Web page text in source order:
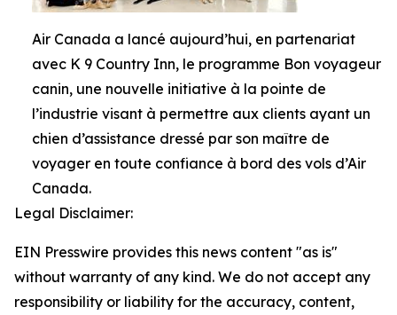
Air Canada a lancé aujourd’hui, en partenariat
avec K 9 Country Inn, le programme Bon voyageur
canin, une nouvelle initiative à la pointe de
l’industrie visant à permettre aux clients ayant un
chien d’assistance dressé par son maître de
voyager en toute confiance à bord des vols d’Air
Canada.
Legal Disclaimer:
EIN Presswire provides this news content "as is"
without warranty of any kind. We do not accept any
responsibility or liability for the accuracy, content,